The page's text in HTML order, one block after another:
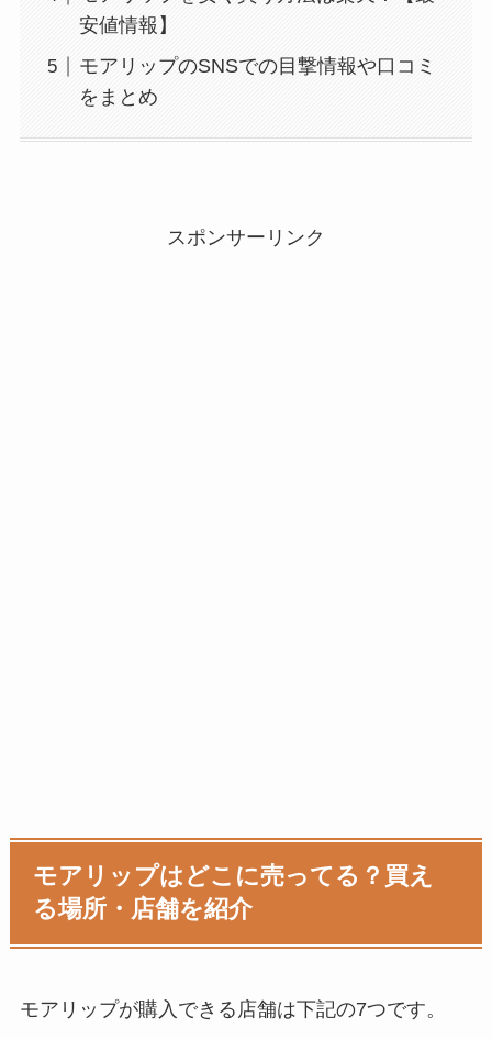
安値情報】
モアリップのSNSでの目撃情報や口コミ
をまとめ
スポンサーリンク
モアリップはどこに売ってる？買え
る場所・店舗を紹介
モアリップが購入できる店舗は下記の7つです。